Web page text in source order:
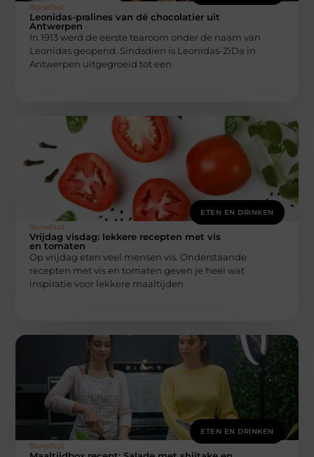
Bonefast
Leonidas-pralines van dé chocolatier uit
Antwerpen
In 1913 werd de eerste tearoom onder de naam van
Leonidas geopend. Sindsdien is Leonidas-ZiDa in
Antwerpen uitgegroeid tot een
ETEN EN DRINKEN
Bonefast
Vrijdag visdag: lekkere recepten met vis
en tomaten
Op vrijdag eten veel mensen vis. Onderstaande
recepten met vis en tomaten geven je heel wat
inspiratie voor lekkere maaltijden
ETEN EN DRINKEN
Bonefast